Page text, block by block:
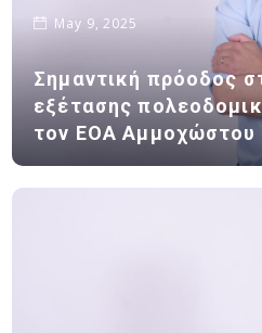
May 9, 2025
Σημαντική πρόοδος
εξέτασης
τον ΕΟΑ Αμμοχώστου